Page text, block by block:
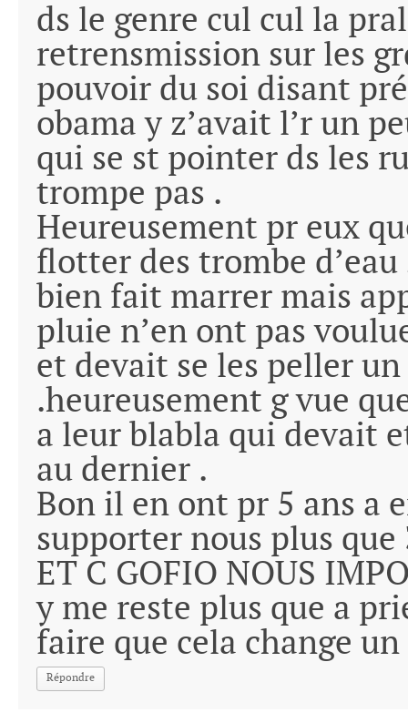
ds le genre cul cul la
retrensmission sur les
pouvoir du soi disant
obama y z’avait l’r un
qui se st pointer ds les
trompe pas .
Heureusement pr eux
flotter des trombe
bien fait marrer mais
pluie n’en ont pas
et devait se les peller
.heureusement g vue
a leur blabla qui devait
au dernier .
Bon il en ont pr 5 ans a
supporter nous plus que
ET C GOFIO NOUS
y me reste plus que a
faire que cela change
Répondre